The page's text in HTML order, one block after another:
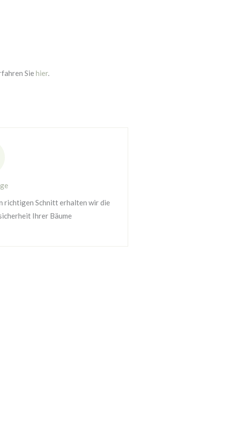
Sie hier.
richtigen Schnitt erhalten wir die
Ihrer Bäume